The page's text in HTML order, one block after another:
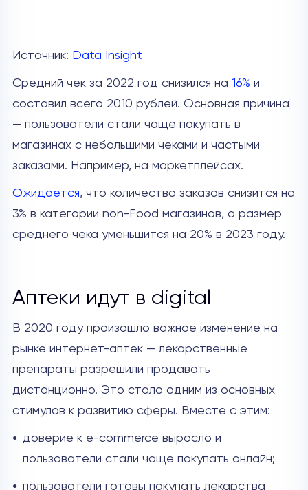
Источник: Data Insight
Средний чек за 2022 год снизился на 16% и
составил всего 2010 рублей. Основная причина
— пользователи стали чаще покупать в
магазинах с небольшими чеками и частыми
заказами. Например, на маркетплейсах.
Ожидается, что количество заказов снизится на
3% в категории non-Food магазинов, а размер
среднего чека уменьшится на 20% в 2023 году.
Аптеки идут в digital
В 2020 году произошло важное изменение на
рынке интернет-аптек — лекарственные
препараты разрешили продавать
дистанционно. Это стало одним из основных
стимулов к развитию сферы. Вместе с этим:
доверие к e-commerce выросло и
пользователи стали чаще покупать онлайн;
пользователи готовы покупать лекарства